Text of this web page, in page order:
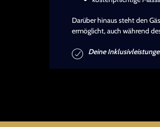
Darüber hinaus steht den
ermöglicht, auch während
Deine